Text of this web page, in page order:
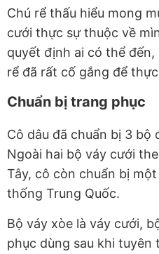
Chú rể thấu hiểu mong
cưới thực sự thuộc về
quyết định ai có thể
rể đã rất cố gắng để
Chuẩn bị trang phục
Cô dâu đã chuẩn bị 3 bộ
Ngoài hai bộ váy cưới
Tây, cô còn chuẩn bị
thống Trung Quốc.
Bộ váy xòe là váy cưới,
phục dùng sau khi tuyên